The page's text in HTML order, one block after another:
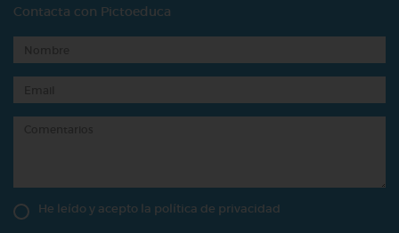
Contacta con Pictoeduca
He leído y acepto la política de privacidad